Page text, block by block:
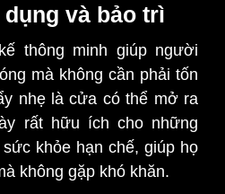
và bảo trì
thông minh giúp người
mà không cần phải tốn
nhẹ là cửa có thể mở ra
rất hữu ích cho những
khỏe hạn chế, giúp họ
không gặp khó khăn.